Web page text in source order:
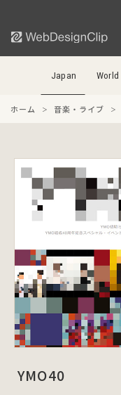
Japan World
ホーム 音楽・ライブ
YMO40